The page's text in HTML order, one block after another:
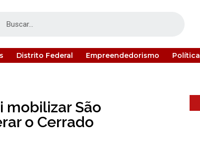
Distrito Federal Empreendedorismo Política
mobilizar São
o Cerrado